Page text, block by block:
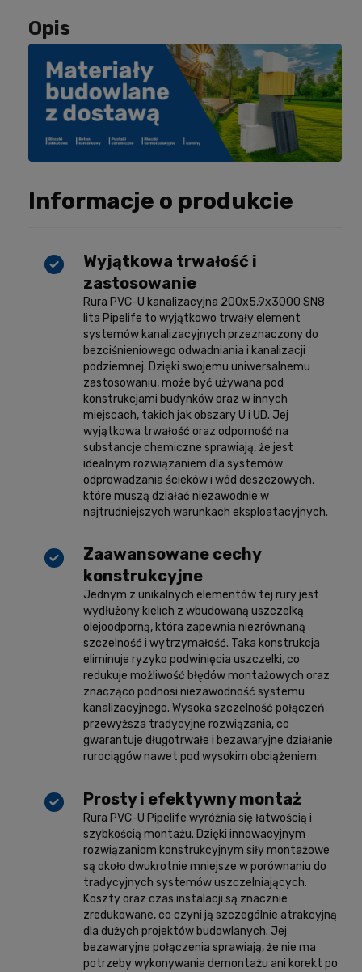
Opis
Informacje o produkcie
Wyjątkowa trwałość i
zastosowanie
Rura PVC-U kanalizacyjna 200x5,9x3000 SN8
lita Pipelife to wyjątkowo trwały element
systemów kanalizacyjnych przeznaczony do
bezciśnieniowego odwadniania i kanalizacji
podziemnej. Dzięki swojemu uniwersalnemu
zastosowaniu, może być używana pod
konstrukcjami budynków oraz w innych
miejscach, takich jak obszary U i UD. Jej
wyjątkowa trwałość oraz odporność na
substancje chemiczne sprawiają, że jest
idealnym rozwiązaniem dla systemów
odprowadzania ścieków i wód deszczowych,
które muszą działać niezawodnie w
najtrudniejszych warunkach eksploatacyjnych.
Zaawansowane cechy
konstrukcyjne
Jednym z unikalnych elementów tej rury jest
wydłużony kielich z wbudowaną uszczelką
olejoodporną, która zapewnia niezrównaną
szczelność i wytrzymałość. Taka konstrukcja
eliminuje ryzyko podwinięcia uszczelki, co
redukuje możliwość błędów montażowych oraz
znacząco podnosi niezawodność systemu
kanalizacyjnego. Wysoka szczelność połączeń
przewyższa tradycyjne rozwiązania, co
gwarantuje długotrwałe i bezawaryjne działanie
rurociągów nawet pod wysokim obciążeniem.
Prosty i efektywny montaż
Rura PVC-U Pipelife wyróżnia się łatwością i
szybkością montażu. Dzięki innowacyjnym
rozwiązaniom konstrukcyjnym siły montażowe
są około dwukrotnie mniejsze w porównaniu do
tradycyjnych systemów uszczelniających.
Koszty oraz czas instalacji są znacznie
zredukowane, co czyni ją szczególnie atrakcyjną
dla dużych projektów budowlanych. Jej
bezawaryjne połączenia sprawiają, że nie ma
potrzeby wykonywania demontażu ani korekt po